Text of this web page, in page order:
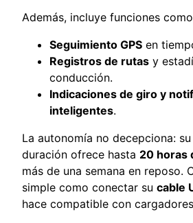
Además, incluye funciones
Seguimiento GPS en
Registros de rutas y
conducción.
Indicaciones de giro y
inteligentes.
La autonomía no decepciona:
duración ofrece hasta 20 horas
más de una semana en reposo.
simple como conectar su cable
hace compatible con